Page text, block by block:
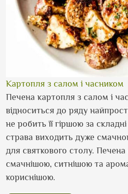
Картопля з салом і часником
Печена картопля з салом і
відноситься до ряду
не робить її гіршою за
страва виходить дуже
для святкового столу.
смачнішою, ситнішою та
кориснішою.